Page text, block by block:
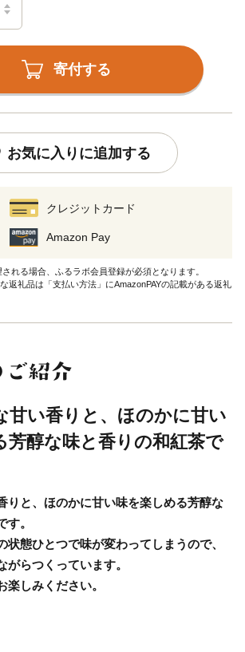
寄付する
お気に入りに追加する
クレジットカード
Amazon Pay
れる場合、ふるラボ会員登録が必須となります。
返礼品は「支払い方法」にAmazonPAYの記載がある返礼
甘い香りと、ほのかに甘い
芳醇な味と香りの和紅茶で
りと、ほのかに甘い味を楽しめる芳醇な
。
状態ひとつで味が変わってしまうので、
がらつくっています。
楽しみください。